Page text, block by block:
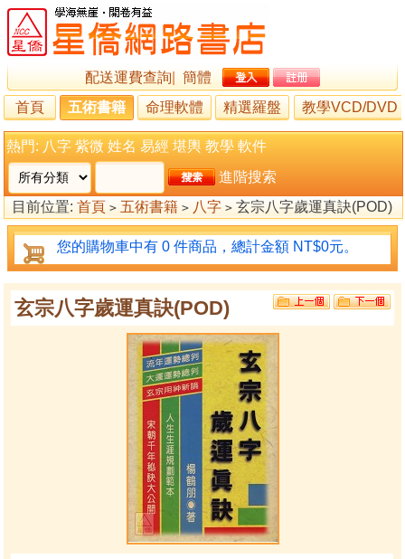
配送運費查詢
簡體
首頁
五術書籍 命理軟體 精選羅盤 教學VCD/DVD
熱門: 八字 紫微 姓名 易經 堪輿 教學 軟件
進階搜索
目前位置: 首頁 > 五術書籍 > 八字 > 玄宗八字歲運真訣(POD)
您的購物車中有 0 件商品，總計金額 NT$0元。
玄宗八字歲運真訣(POD)